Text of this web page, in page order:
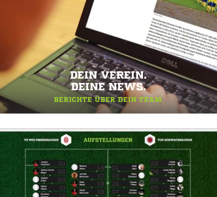
DEIN VEREIN.
DEINE NEWS.
BERICHTE ÜBER DEIN TEAM.